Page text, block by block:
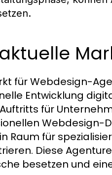
für Webdesign-
Entwicklung
für
Webdesign-
Raum für
Diese
besetzen und